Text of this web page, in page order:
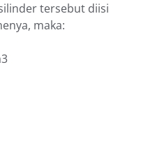
tersebut diisi
maka: